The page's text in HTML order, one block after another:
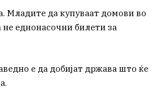
Младите да купуваат домови во
не еднонасочни билети за
е да добијат држава што ќе